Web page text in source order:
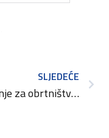
SLJEDEĆE
Program “Cjeloživotno obrazovanje za obrtništvo” za 2024. godinu